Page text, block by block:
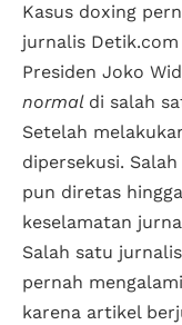
Kasus doxing
jurnalis
Presiden Joko
normal di salah
Setelah
dipersekusi.
pun diretas
keselamatan
Salah satu
pernah
karena artikel